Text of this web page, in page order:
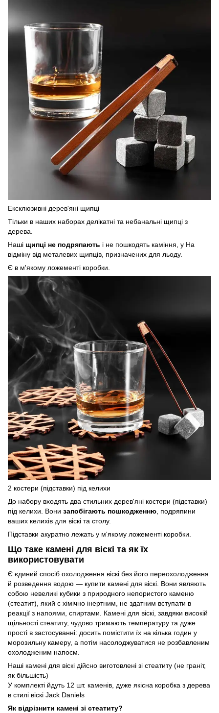
Ексклюзивні дерев'яні щипці
Тільки в наших наборах делікатні та небанальні щипці з
дерева.
Наші щипці не подряпають і не пошкодять каміння, у На
відміну від металевих щипців, призначених для льоду.
Є в м'якому ложементі коробки.
2 костери (підставки) під келихи
До набору входять два стильних дерев'яні костери (підставки)
під келихи. Вони запобігають пошкодженню , подряпини
ваших келихів для віскі та столу.
Підставки акуратно лежать у м'якому ложементі коробки.
Що таке камені для віскі та як їх
використовувати
Є єдиний спосіб охолодження віскі без його переохолодження
й розведення водою — купити камені для віскі. Вони являють
собою невеликі кубики з природного непористого каменю
(стеатит), який є хімічно інертним, не здатним вступати в
реакції з напоями, спиртами. Камені для віскі, завдяки високій
щільності стеатиту, чудово тримають температуру та дуже
прості в застосуванні: досить помістити їх на кілька годин у
морозильну камеру, а потім насолоджуватися не розбавленим
охолодженим напоєм.
Наші камені для віскі дійсно виготовлені зі стеатиту (не граніт,
як більшість)
У комплекті йдуть 12 шт. каменів, дуже якісна коробка з дерева
в стилі віскі Jack Daniels
Як відрізнити камені зі стеатиту?